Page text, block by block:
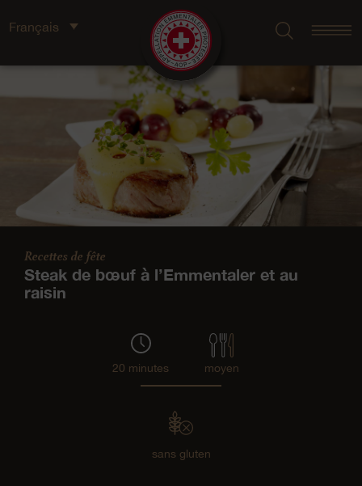
Français
Recettes de fête
Steak de bœuf à l’Emmentaler et au
raisin
20 minutes moyen
sans gluten